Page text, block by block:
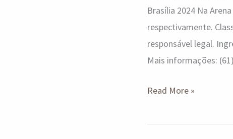
Brasília 2024 Na
respectivamente.
responsável legal.
Mais informações:
Read More »